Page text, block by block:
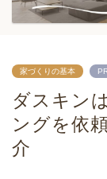
家づくりの基本
ダスキン
ングを依
介